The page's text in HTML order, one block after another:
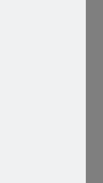
का भूमि पूजन, मुक्तिधाम के